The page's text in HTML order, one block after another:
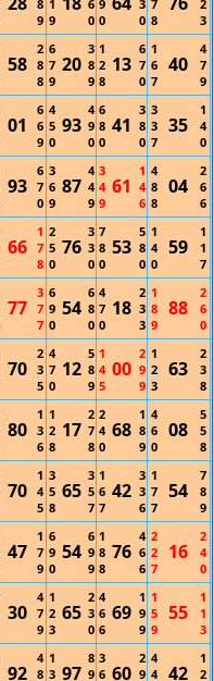
8
9
1
9
6
0
9
0
3
0
7
8
2
3
58
2
8
8
6
7
9
20
3
8
9
1
2
8
13
6
7
0
1
6
7
40
4
7
9
01
6
6
9
4
5
0
93
4
9
0
6
8
0
41
3
8
0
3
3
7
35
1
4
0
93
6
7
0
3
6
9
87
4
4
9
3
4
9
61
1
4
6
4
8
8
04
2
6
6
66
1
7
8
2
5
0
76
3
3
0
7
8
0
53
5
8
0
1
4
0
59
1
1
7
77
3
7
7
6
9
0
54
6
8
0
4
7
0
18
2
3
3
1
8
9
88
2
6
0
70
2
3
5
4
7
0
12
5
8
9
1
4
5
00
2
9
9
1
2
3
63
2
3
8
80
1
3
6
1
2
8
17
2
7
8
2
4
0
68
1
8
9
4
6
0
08
5
5
8
70
1
4
5
3
5
8
65
3
5
7
1
6
7
42
3
3
6
1
7
7
54
7
8
9
47
1
7
9
6
9
0
54
6
9
9
1
8
8
76
4
6
6
2
2
7
16
2
4
0
30
4
7
9
1
2
3
65
2
3
0
4
6
6
69
1
9
9
1
5
9
55
1
1
3
92
4
8
1
3 97
8
9
3
6 60
2
9
4
4
42
1
2